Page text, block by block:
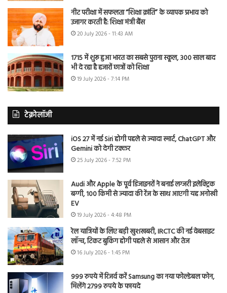
नीट परीक्षा में सफलता “शिक्षा क्रांति” के व्यापक प्रभाव को
उजागर करती है: शिक्षा मंत्री बैंस
20 July 2026 - 11:43 AM
1715 में शुरू हुआ भारत का सबसे पुराना स्कूल, 300 साल बाद
भी दे रहा है हजारों छात्रों को शिक्षा
19 July 2026 - 7:14 PM
टेक्नोलॉजी
iOS 27 में नई Siri होगी पहले से ज्यादा स्मार्ट, ChatGPT और
Gemini को देगी टक्कर
25 July 2026 - 7:52 PM
Audi और Apple के पूर्व डिजाइनरों ने बनाई लग्जरी इलेक्ट्रिक
बग्गी, 100 किमी से ज्यादा की रेंज के साथ आएगी यह अनोखी
EV
19 July 2026 - 4:48 PM
रेल यात्रियों के लिए बड़ी खुशखबरी, IRCTC की नई वेबसाइट
लॉन्च, टिकट बुकिंग होगी पहले से आसान और तेज
16 July 2026 - 1:45 PM
999 रुपये में रिजर्व करें Samsung का नया फोल्डेबल फोन,
मिलेंगे 2799 रुपये के फायदे